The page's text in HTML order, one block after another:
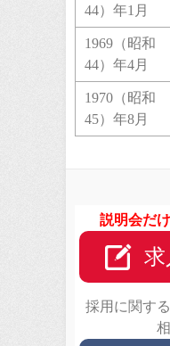
44）年1月
1969（昭和
44）年4月
1970（昭和
45）年8月
説明会だ
求
採用に関す